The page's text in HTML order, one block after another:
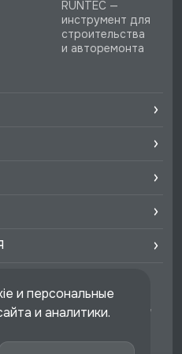
RUNTEC —
инструмент для
строительства
и авторемонта
политики
офертыкаждый раз,
форме обратной связи
и персональные
и аналитики.